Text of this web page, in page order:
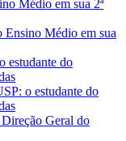
Ensino Médio em sua
o estudante do